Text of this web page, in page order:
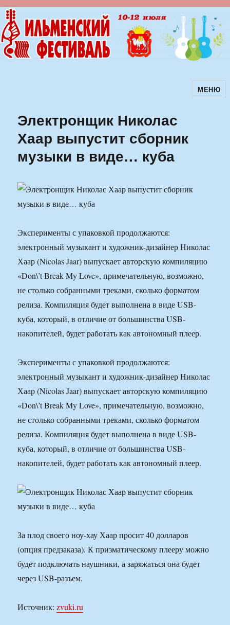
Ильменский фестиваль авторскойМЕНЮ
Электронщик Николас
Хаар выпустит сборник
музыки в виде… куба
Эксперименты с упаковкой продолжаются:
электронный музыкант и художник-дизайнер Николас
Хаар (Nicolas Jaar) выпускает авторскую компиляцию
«Don\’t Break My Love», примечательную, возможно,
не столько собранными треками, сколько форматом
релиза. Компиляция будет выполнена в виде USB-
куба, который, в отличие от большинства USB-
накопителей, будет работать как автономный плеер.
Эксперименты с упаковкой продолжаются:
электронный музыкант и художник-дизайнер Николас
Хаар (Nicolas Jaar) выпускает авторскую компиляцию
«Don\’t Break My Love», примечательную, возможно,
не столько собранными треками, сколько форматом
релиза. Компиляция будет выполнена в виде USB-
куба, который, в отличие от большинства USB-
накопителей, будет работать как автономный плеер.
За плод своего ноу-хау Хаар просит 40 долларов
(опция предзаказа). К призматическому плееру можно
будет подключать наушники, а заряжаться она будет
через USB-разъем.
Источник:zvuki.ru